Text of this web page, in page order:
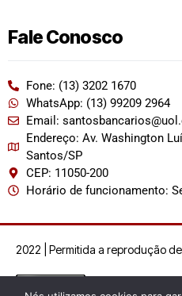
Fale Conosco
Fone: (13) 3202 1670
WhatsApp: (13) 99209 2964
Email:
Endereço: Av. Washington
Santos/SP
CEP: 11050-200
Horário de funcionamento:
2022 | Permitida a reprodução